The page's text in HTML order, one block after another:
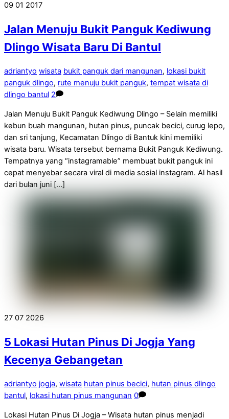
09 01 2017
Jalan Menuju Bukit Panguk Kediwung
Dlingo Wisata Baru Di Bantul
adriantyo wisata bukit panguk dari mangunan, lokasi bukit
panguk dlingo, rute menuju bukit panguk, tempat wisata di
dlingo bantul 2
Jalan Menuju Bukit Panguk Kediwung Dlingo – Selain memiliki
kebun buah mangunan, hutan pinus, puncak becici, curug lepo,
dan sri tanjung, Kecamatan Dlingo di Bantuk kini memiliki
wisata baru. Wisata tersebut bernama Bukit Panguk Kediwung.
Tempatnya yang “instagramable” membuat bukit panguk ini
cepat menyebar secara viral di media sosial instagram. Al hasil
dari bulan juni […]
27 07 2026
5 Lokasi Hutan Pinus Di Jogja Yang
Kecenya Gebangetan
adriantyo jogja, wisata hutan pinus becici, hutan pinus dlingo
bantul, lokasi hutan pinus mangunan 0
Lokasi Hutan Pinus Di Jogja – Wisata hutan pinus menjadi